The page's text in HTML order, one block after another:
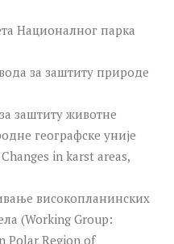
Националног парка
за заштиту природе
заштиту животне
географске уније
in karst areas,
високопланинских
(Working Group:
Polar Region of